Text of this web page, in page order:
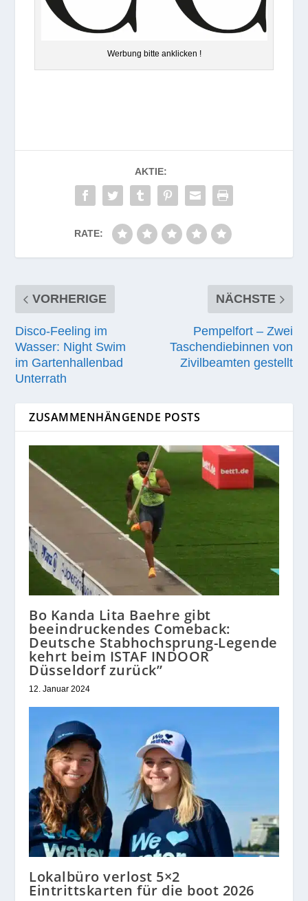
Wer­bung bitte anklicken !
AKTIE:
RATE:
VORHERIGE
Disco-Feeling im
Wasser: Night Swim
im Gartenhallenbad
Unterrath
NÄCHSTE
Pempelfort – Zwei
Taschendiebinnen von
Zivilbeamten gestellt
ZUSAMMENHÄNGENDE POSTS
Bo Kanda Lita Baehre gibt
beeindruckendes Comeback:
Deutsche Stabhochsprung-Legende
kehrt beim ISTAF INDOOR
Düsseldorf zurück”
12. Januar 2024
Lokalbüro verlost 5×2
Eintrittskarten für die boot 2026